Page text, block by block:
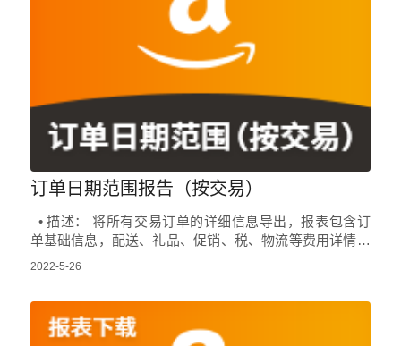
订单日期范围报告（按交易）
• 描述： 将所有交易订单的详细信息导出，报表包含订
单基础信息，配送、礼品、促销、税、物流等费用详情，
全面展示订单的各项费用。 • 步骤说明： 登录亚马逊后
2022-5-26